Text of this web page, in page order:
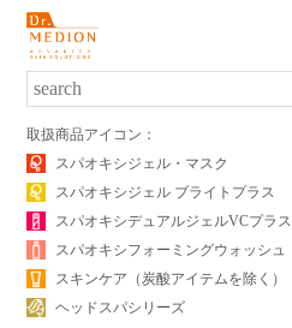
新規会員登録
SERIES
PRODUCTS
SKIN TYPE
取扱商品アイコン：
スパオキシジェル・マスク
スパオキシジェル ブライトプラス
スパオキシデュアルジェルVCプラス
スパオキシフォーミングウォッシュ
スキンケア（炭酸アイテムを除く）
ヘッドスパシリーズ